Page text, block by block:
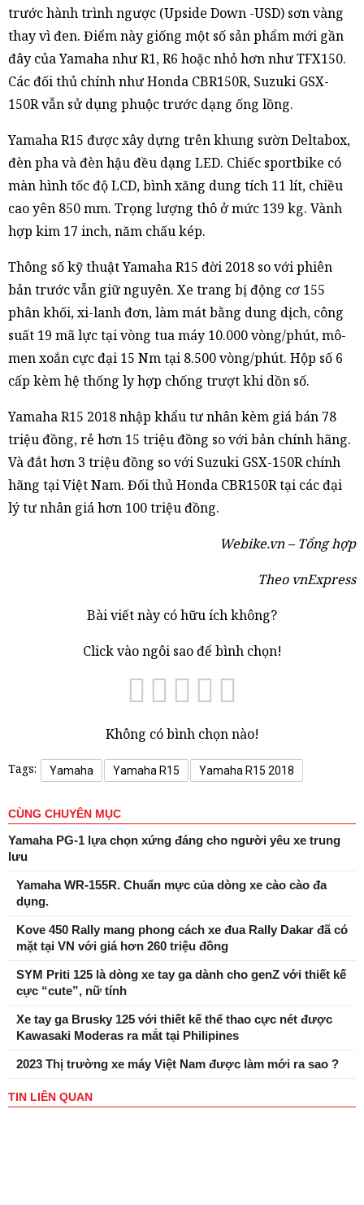
trước hành trình ngược (Upside Down -USD) sơn vàng
thay vì đen. Điểm này giống một số sản phẩm mới gần
đây của Yamaha như R1, R6 hoặc nhỏ hơn như TFX150.
Các đối thủ chính như Honda CBR150R, Suzuki GSX-
150R vẫn sử dụng phuộc trước dạng ống lồng.
Yamaha R15 được xây dựng trên khung sườn Deltabox,
đèn pha và đèn hậu đều dạng LED. Chiếc sportbike có
màn hình tốc độ LCD, bình xăng dung tích 11 lít, chiều
cao yên 850 mm. Trọng lượng thô ở mức 139 kg. Vành
hợp kim 17 inch, năm chấu kép.
Thông số kỹ thuật Yamaha R15 đời 2018 so với phiên
bản trước vẫn giữ nguyên. Xe trang bị động cơ 155
phân khối, xi-lanh đơn, làm mát bằng dung dịch, công
suất 19 mã lực tại vòng tua máy 10.000 vòng/phút, mô-
men xoắn cực đại 15 Nm tại 8.500 vòng/phút. Hộp số 6
cấp kèm hệ thống ly hợp chống trượt khi dồn số.
Yamaha R15 2018 nhập khẩu tư nhân kèm giá bán 78
triệu đồng, rẻ hơn 15 triệu đồng so với bản chính hãng.
Và đắt hơn 3 triệu đồng so với Suzuki GSX-150R chính
hãng tại Việt Nam. Đối thủ Honda CBR150R tại các đại
lý tư nhân giá hơn 100 triệu đồng.
Webike.vn – Tổng hợp
Theo vnExpress
Bài viết này có hữu ích không?
Click vào ngôi sao để bình chọn!
Không có bình chọn nào!
Tags: Yamaha Yamaha R15 Yamaha R15 2018
CÙNG CHUYÊN MỤC
Yamaha PG-1 lựa chọn xứng đáng cho người yêu xe trung
lưu
Yamaha WR-155R. Chuẩn mực của dòng xe cào cào đa
dụng.
Kove 450 Rally mang phong cách xe đua Rally Dakar đã có
mặt tại VN với giá hơn 260 triệu đồng
SYM Priti 125 là dòng xe tay ga dành cho genZ với thiết kế
cực “cute”, nữ tính
Xe tay ga Brusky 125 với thiết kế thể thao cực nét được
Kawasaki Moderas ra mắt tại Philipines
2023 Thị trường xe máy Việt Nam được làm mới ra sao ?
TIN LIÊN QUAN